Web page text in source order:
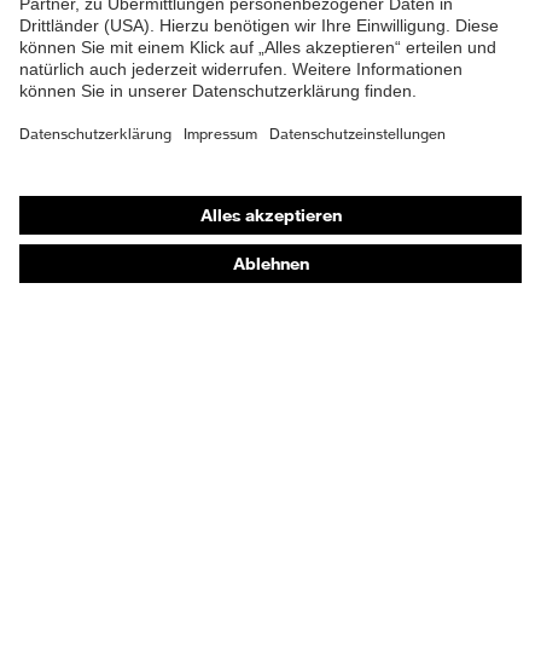
Online-Shop für B2B-Kunden
Online-Shop für Personaldienstleister